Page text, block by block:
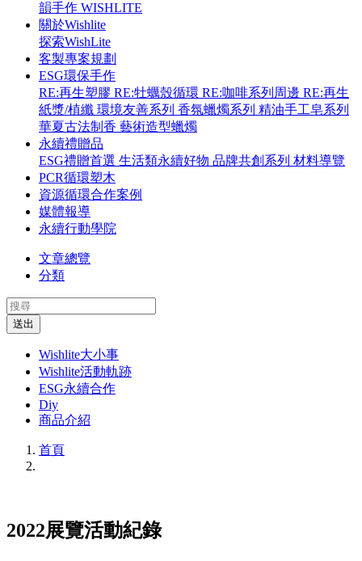
韻手作 WISHLITE
關於Wishlite
探索WishLite
客製專案規劃
ESG環保手作
RE:再生塑膠 RE:牡蠣殼循環 RE:咖啡系列周邊 RE:再生
紙漿/植纖 環境友善系列 香氛蠟燭系列 精油手工皂系列
華夏古法制香 藝術造型蠟燭
永續禮贈品
ESG禮贈首選 生活類永續好物 品牌共創系列 材料導覽
PCR循環塑木
資源循環合作案例
媒體報導
永續行動學院
文章總覽
分類
送出
Wishlite大小事
Wishlite活動軌跡
ESG永續合作
Diy
商品介紹
首頁
2022展覽活動紀錄